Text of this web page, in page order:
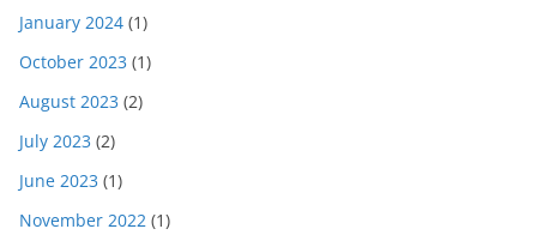
January 2024 (1)
October 2023 (1)
August 2023 (2)
July 2023 (2)
June 2023 (1)
November 2022 (1)